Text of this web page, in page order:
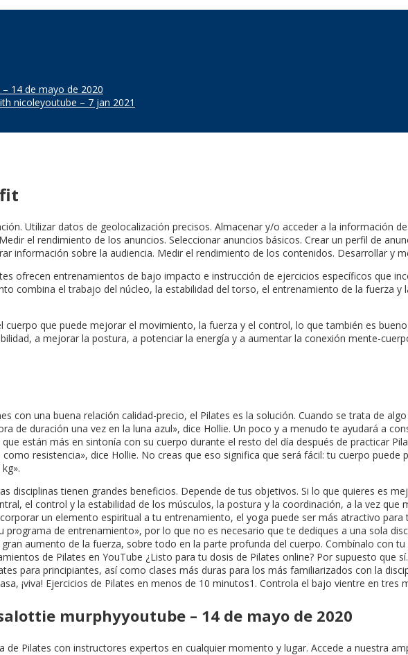
14 de mayo de 2020
nicoleyoutube – 7 jan 2021
Utilizar datos de geolocalización precisos. Almacenar y/o acceder a la información
el rendimiento de los anuncios. Seleccionar anuncios básicos. Crear un perfil de
información sobre la audiencia. Medir el rendimiento de los contenidos. Desarrollar y
ofrecen entrenamientos de bajo impacto e instrucción de ejercicios específicos que
combina el trabajo del núcleo, la estabilidad del torso, el entrenamiento de la fuerza y
que puede mejorar el movimiento, la fuerza y el control, lo que también es
a mejorar la postura, a potenciar la energía y a aumentar la conexión mente-
con una buena relación calidad-precio, el Pilates es la solución. Cuando se trata de
de duración una vez en la luna azul», dice Hollie. Un poco y a menudo te ayudará a
están más en sintonía con su cuerpo durante el resto del día después de practicar
resistencia», dice Hollie. No creas que eso significa que será fácil: tu cuerpo puede
disciplinas tienen grandes beneficios. Depende de tus objetivos. Si lo que quieres es
el control y la estabilidad de los músculos, la postura y la coordinación, a la vez que
un elemento espiritual a tu entrenamiento, el yoga puede ser más atractivo para
de entrenamiento», por lo que no es necesario que te dediques a una sola
aumento de la fuerza, sobre todo en la parte profunda del cuerpo. Combínalo con
de Pilates en YouTube ¿Listo para tu dosis de Pilates online? Por supuesto que
para principiantes, así como clases más duras para los más familiarizados con la
¡viva! Ejercicios de Pilates en menos de 10 minutos1. Controla el bajo vientre en tres
murphyyoutube – 14 de mayo de 2020
Pilates con instructores expertos en cualquier momento y lugar. Accede a nuestra